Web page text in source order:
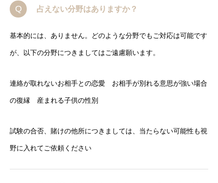
Q 占えない分野はありますか？
基本的には、ありません。どのような分野でもご対応は可能です
が、以下の分野につきましてはご遠慮願います。
連絡が取れないお相手との恋愛 お相手が別れる意思が強い場合
の復縁 産まれる子供の性別
試験の合否、賭けの他所につきましては、当たらない可能性も視
野に入れてご依頼ください